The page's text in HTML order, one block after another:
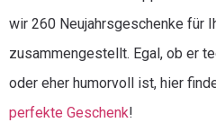
wir 260 Neujahrsgeschenke für
zusammengestellt. Egal, ob er
oder eher humorvoll ist, hier
perfekte Geschenk!